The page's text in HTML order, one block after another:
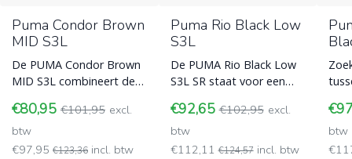
Puma Condor Brown
MID S3L
De PUMA Condor Brown
MID S3L combineert de
geolied nubuckleer met
de moder
€80,95 €101,95 excl.
btw
€97,95 €123,36 incl. btw
Puma Rio Black Low
S3L
De PUMA Rio Black Low
S3L SR staat voor een
design en maximale
bescherming.
€92,65€102,95 excl.
btw
€112,11€124,57incl. btw
btw